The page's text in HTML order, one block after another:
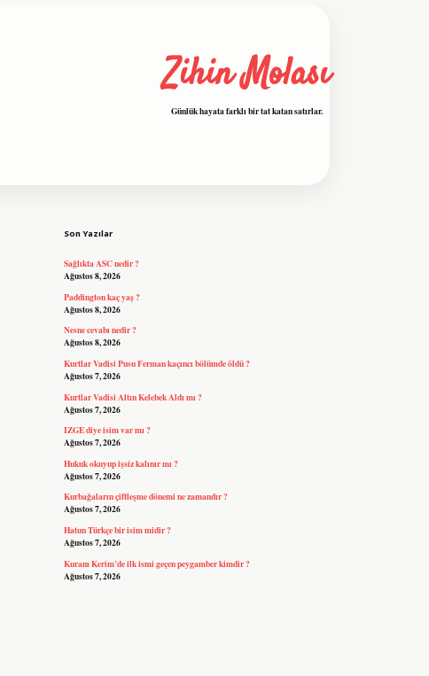
Zihin Molası
Günlük hayata farklı bir tat katan satırlar.
Son Yazılar
Sağlıkta ASC nedir ?
Ağustos 8, 2026
Paddington kaç yaş ?
Ağustos 8, 2026
Nesne cevabı nedir ?
Ağustos 8, 2026
Kurtlar Vadisi Pusu Ferman kaçıncı bölümde öldü ?
Ağustos 7, 2026
Kurtlar Vadisi Altın Kelebek Aldı mı ?
Ağustos 7, 2026
IZGE diye isim var mı ?
Ağustos 7, 2026
Hukuk okuyup işsiz kalınır mı ?
Ağustos 7, 2026
Kurbağaların çiftleşme dönemi ne zamandır ?
Ağustos 7, 2026
Hatun Türkçe bir isim midir ?
Ağustos 7, 2026
Kuranı Kerim’de ilk ismi geçen peygamber kimdir ?
Ağustos 7, 2026